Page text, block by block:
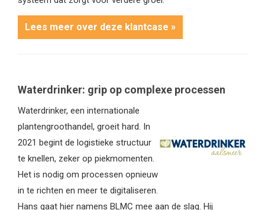
Lees meer over deze klantcase »
Waterdrinker: grip op complexe processen
Waterdrinker, een internationale
plantengroothandel, groeit hard. In
2021 begint de logistieke structuur
te knellen, zeker op piekmomenten.
Het is nodig om processen opnieuw
in te richten en meer te digitaliseren.
Hans gaat hier namens BLMC mee aan de slag. Hij